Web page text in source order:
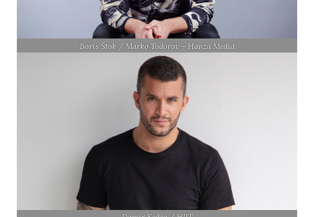
Boris Štok / Marko Todorov – Hanza Media